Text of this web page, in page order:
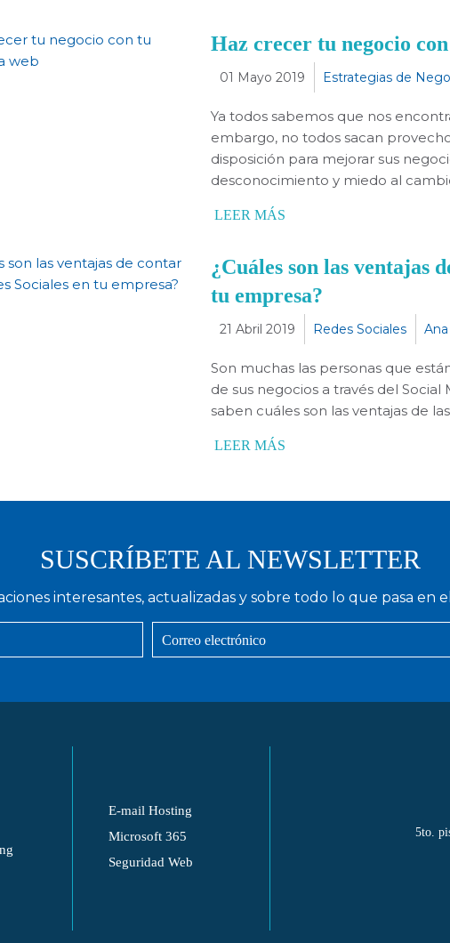
Haz crecer tu negocio
01 Mayo 2019 Estrategias de
Ya todos sabemos que nos
embargo, no todos sacan
disposición para mejorar sus
desconocimiento y miedo al
LEER MÁS
¿Cuáles son las ventajas
tu empresa?
21 Abril 2019 Redes Sociales
Son muchas las personas que
de sus negocios a través del
saben cuáles son las ventajas de
LEER MÁS
SUSCRÍBETE AL NEWSLETTER
interesantes, actualizadas y sobre todo lo que pasa en
E-mail Hosting
Microsoft 365
Seguridad Web
5to.